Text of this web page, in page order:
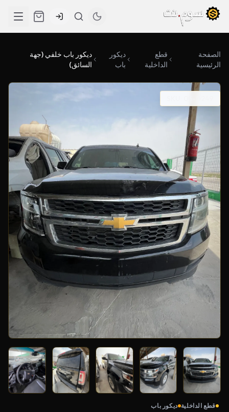
الصفحة
الرئيسية
قطع
الداخلية
ديكور
باب
ديكور باب خلفي (جهة
السائق)
قطع الداخلية ديكور باب